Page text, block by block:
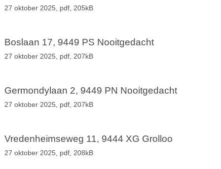
27 oktober 2025, pdf, 205kB
Boslaan 17, 9449 PS Nooitgedacht
27 oktober 2025, pdf, 207kB
Germondylaan 2, 9449 PN Nooitgedacht
27 oktober 2025, pdf, 207kB
Vredenheimseweg 11, 9444 XG Grolloo
27 oktober 2025, pdf, 208kB